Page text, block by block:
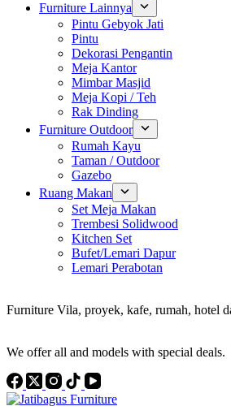
Furniture Lainnya
Pintu Gebyok Jati
Pintu
Dekorasi Pengantin
Meja Kantor
Mimbar Masjid
Meja Kopi / Teh
Rak Dinding
Furniture Outdoor
Rumah Kayu
Taman / Outdoor
Gazebo
Ruang Makan
Set Meja Makan
Trembesi Solidwood
Kitchen Set
Bufet/Lemari Dapur
Lemari Perabotan
Furniture Vila, proyek, kafe, rumah, hotel
We offer all and models with special deals.